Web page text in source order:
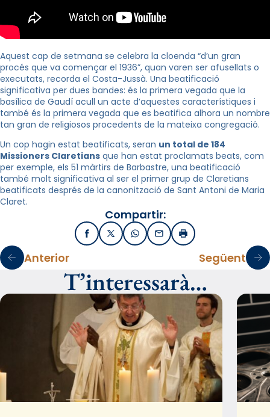
Aquest cap de setmana se celebra la cloenda “d’un gran
procés que va començar el 1936”, quan varen ser afusellats o
executats, recorda el Costa-Jussà. Una beatificació
significativa per dues bandes: és la primera vegada que la
basílica de Gaudí acull un acte d’aquestes característiques i
també és la primera vegada que es beatifica alhora un nombre
tan gran de religiosos procedents de la mateixa congregació.
Un cop hagin estat beatificats, seran un total de 184
Missioners Claretians que han estat proclamats beats, com
per exemple, els 51 màrtirs de Barbastre, una beatificació
també molt significativa al ser el primer grup de Claretians
beatificats després de la canonització de Sant Antoni de Maria
Claret.
Compartir:
FacebookX / TwitterWhatsApp
EmailImprimir
Anterior Següent
T’interessarà…